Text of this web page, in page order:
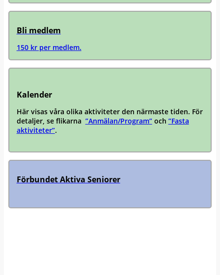
Bli medlem
150 kr per medlem.
Kalender
Här visas våra olika aktiviteter den närmaste tiden. För
detaljer, se flikarna ”Anmälan/Program”och ”Fasta
aktiviteter”.
Förbundet Aktiva Seniorer